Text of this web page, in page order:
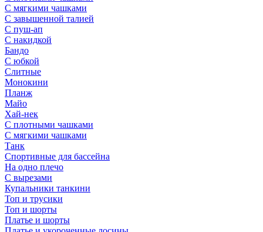
С мягкими чашками
С завышенной талией
С пуш-ап
С накидкой
Бандо
С юбкой
Слитные
Монокини
Планж
Майо
Хай-нек
С плотными чашками
С мягкими чашками
Танк
Спортивные для бассейна
На одно плечо
С вырезами
Купальники танкини
Топ и трусики
Топ и шорты
Платье и шорты